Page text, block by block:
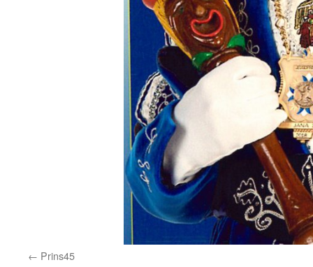
Prins45